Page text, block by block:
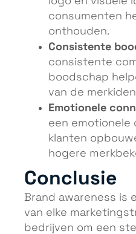
consumenten
onthouden.
Consistente
consistente
boodschap
van de
Emotionele
een emotionele
klanten
hogere
Conclusie
Brand awareness is
van elke
bedrijven om een